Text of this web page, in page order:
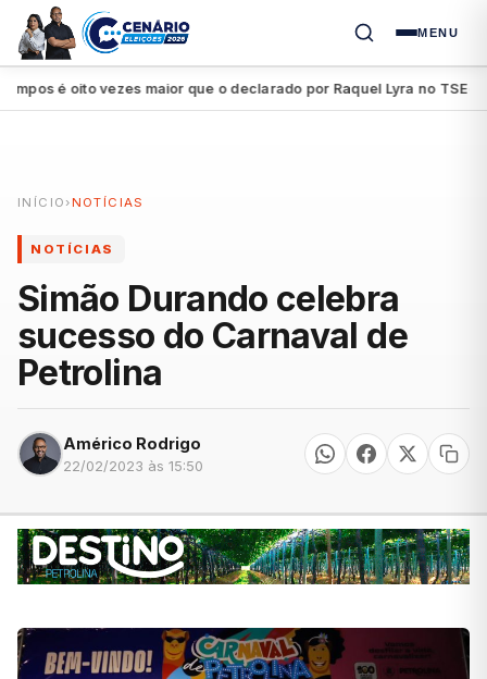
MENU
é oito vezes maior que o declarado por Raquel Lyra no TSE●
INÍCIO › NOTÍCIAS
NOTÍCIAS
Simão Durando celebra
sucesso do Carnaval de
Petrolina
Américo Rodrigo
22/02/2023 às 15:50